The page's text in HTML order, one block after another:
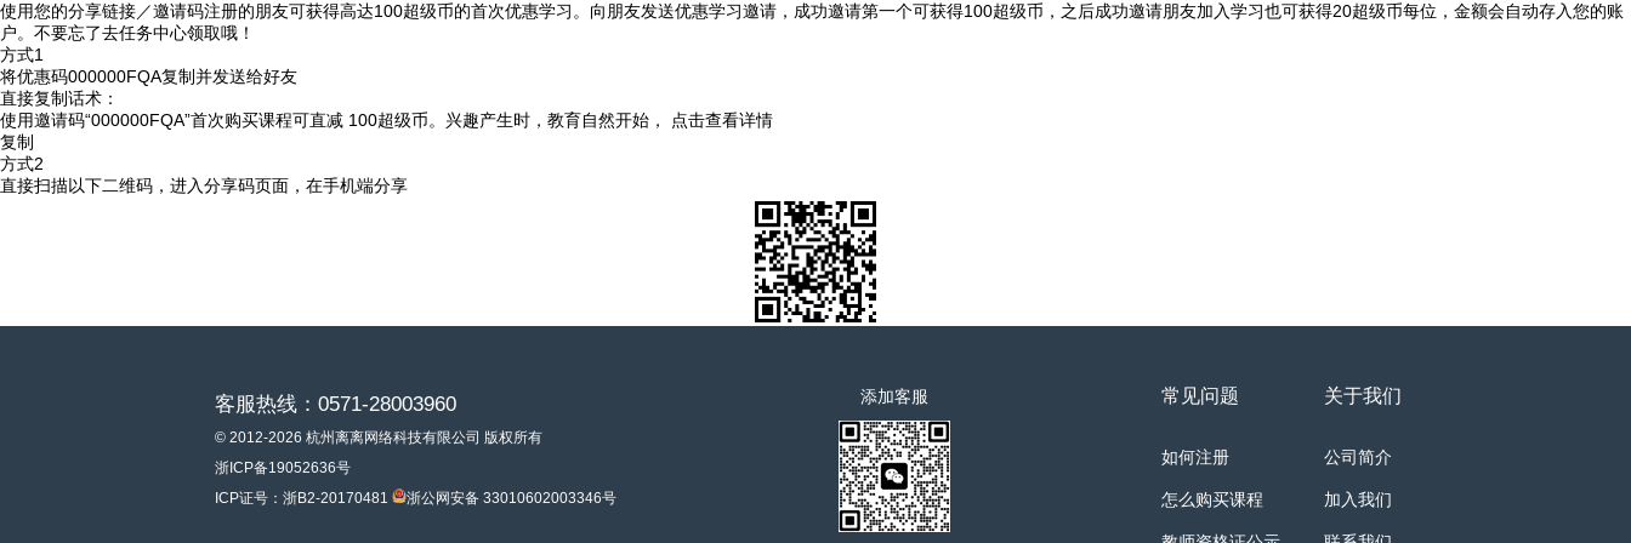
使用您的分享链接／邀请码注册的朋友可获得高达100超级币的首次优惠学习。向朋友发送优惠学习邀请，成功邀请第一个可获得100超级币，之后成功邀请朋友加入学习也可获得20超级币每位，金额会自动存入您的账
户。不要忘了去任务中心领取哦！
方式1
将优惠码000000FQA复制并发送给好友
直接复制话术：
使用邀请码“000000FQA”首次购买课程可直减 100超级币。兴趣产生时，教育自然开始， 点击查看详情
复制
方式2
直接扫描以下二维码，进入分享码页面，在手机端分享
客服热线：0571-28003960
© 2012-2026 杭州离离网络科技有限公司 版权所有
浙ICP备19052636号
ICP证号：浙B2-20170481
浙公网安备 33010602003346号
添加客服 常见问题
如何注册
怎么购买课程
关于我们
公司简介
加入我们